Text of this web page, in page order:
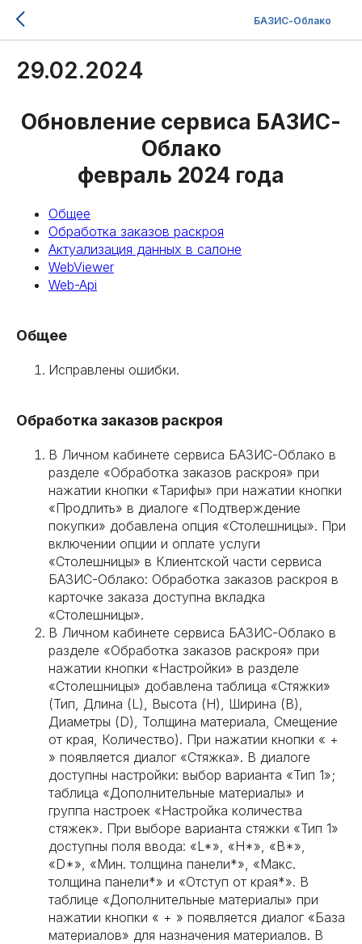
БАЗИС-Облако
29.02.2024
Обновление сервиса БАЗИС-
Облако
февраль 2024 года
Общее
Обработка заказов раскроя
Актуализация данных в салоне
WebViewer
Web-Api
Общее
Исправлены ошибки.
Обработка заказов раскроя
В Личном кабинете сервиса БАЗИС-Облако в
разделе «Обработка заказов раскроя» при
нажатии кнопки «Тарифы» при нажатии кнопки
«Продлить» в диалоге «Подтверждение
покупки» добавлена опция «Столешницы». При
включении опции и оплате услуги
«Столешницы» в Клиентской части сервиса
БАЗИС-Облако: Обработка заказов раскроя в
карточке заказа доступна вкладка
«Столешницы».
В Личном кабинете сервиса БАЗИС-Облако в
разделе «Обработка заказов раскроя» при
нажатии кнопки «Настройки» в разделе
«Столешницы» добавлена таблица «Стяжки»
(Тип, Длина (L), Высота (H), Ширина (B),
Диаметры (D), Толщина материала, Смещение
от края, Количество). При нажатии кнопки « +
» появляется диалог «Стяжка». В диалоге
доступны настройки: выбор варианта «Тип 1»;
таблица «Дополнительные материалы» и
группа настроек «Настройка количества
стяжек». При выборе варианта стяжки «Тип 1»
доступны поля ввода: «L*», «H*», «B*»,
«D*», «Мин. толщина панели*», «Макс.
толщина панели*» и «Отступ от края*». В
таблице «Дополнительные материалы» при
нажатии кнопки « + » появляется диалог «База
материалов» для назначения материалов. В